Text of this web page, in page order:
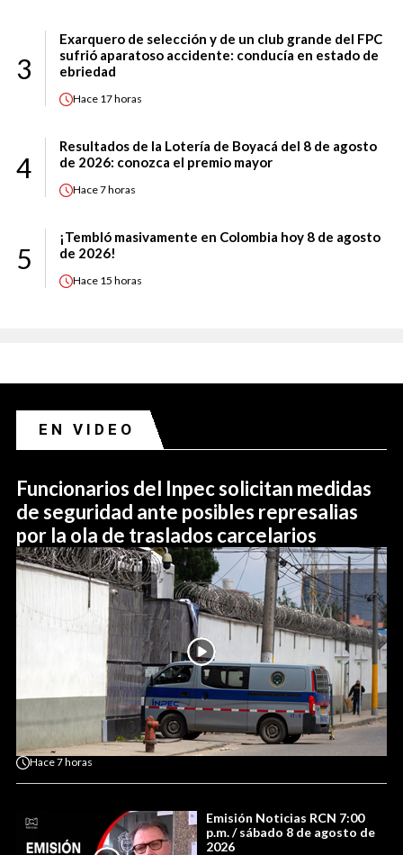
3
Exarquero de selección y de un club grande del FPC
sufrió aparatoso accidente: conducía en estado de
ebriedad
Hace 17 horas
4
Resultados de la Lotería de Boyacá del 8 de agosto
de 2026: conozca el premio mayor
Hace7 horas
5
¡Tembló masivamente en Colombia hoy 8 de agosto
de 2026!
Hace 15 horas
EN VIDEO
Funcionarios del Inpec solicitan medidas
de seguridad ante posibles represalias
por la ola de traslados carcelarios
Hace7 horas
Emisión Noticias RCN 7:00
p.m. / sábado 8 de agosto de
2026